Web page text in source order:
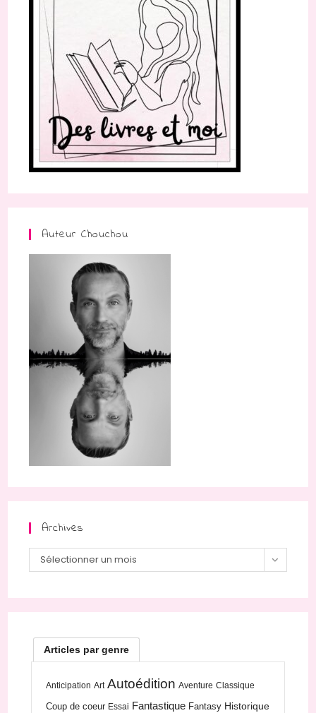
Auteur Chouchou
Archives
Archives
Sélectionner un mois
Articles par genre
Anticipation Art Autoédition Aventure Classique
Coup de coeur Essai Fantastique Fantasy Historique